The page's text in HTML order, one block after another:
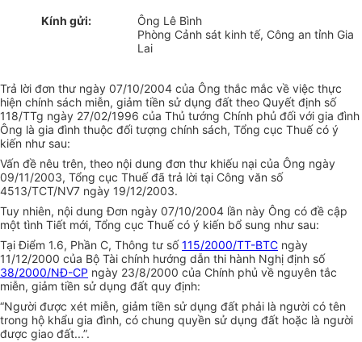
Kính gửi:
Ông Lê Bình
Phòng Cảnh sát kinh tế, Công an tỉnh Gia
Lai
Trả lời đơn thư ngày 07/10/2004 của Ông thắc mắc về việc thực
hiện chính sách miễn, giảm tiền sử dụng đất theo Quyết định số
118/TTg ngày 27/02/1996 của Thủ tướng Chính phủ đối với gia đình
Ông là gia đình thuộc đối tượng chính sách, Tổng cục Thuế có ý
kiến như sau:
Vấn đề nêu trên, theo nội dung đơn thư khiếu nại của Ông ngày
09/11/2003, Tổng cục Thuế đã trả lời tại Công văn số
4513/TCT/NV7 ngày 19/12/2003.
Tuy nhiên, nội dung Đơn ngày 07/10/2004 lần này Ông có đề cập
một tình Tiết mới, Tổng cục Thuế có ý kiến bổ sung như sau:
Tại Điểm 1.6, Phần C, Thông tư số115/2000/TT-BTC ngày
11/12/2000 của Bộ Tài chính hướng dẫn thi hành Nghị định số
38/2000/NĐ-CP ngày 23/8/2000 của Chính phủ về nguyên tắc
miễn, giảm tiền sử dụng đất quy định:
“Người được xét miễn, giảm tiền sử dụng đất phải là người có tên
trong hộ khẩu gia đình, có chung quyền sử dụng đất hoặc là người
được giao đất...”.